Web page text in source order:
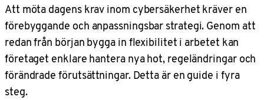
Att möta dagens krav inom cybersäkerhet kräver en
förebyggande och anpassningsbar strategi. Genom att
redan från början bygga in flexibilitet i arbetet kan
företaget enklare hantera nya hot, regeländringar och
förändrade förutsättningar. Detta är en guide i fyra
steg.